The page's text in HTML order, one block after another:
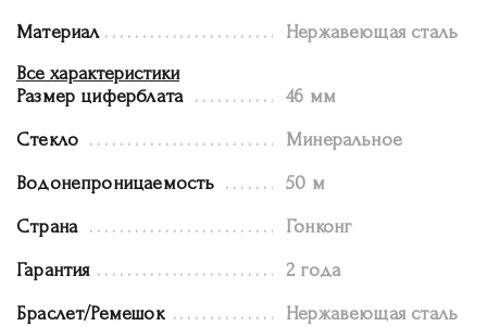
Материал
Нержавеющая сталь
Все характеристики
Размер циферблата
46 мм
Стекло Минеральное
Водонепроницаемость 50 м
Страна Гонконг
Гарантия 2 года
Браслет/Ремешок Нержавеющая сталь